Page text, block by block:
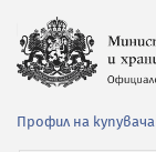
Профил на купувача